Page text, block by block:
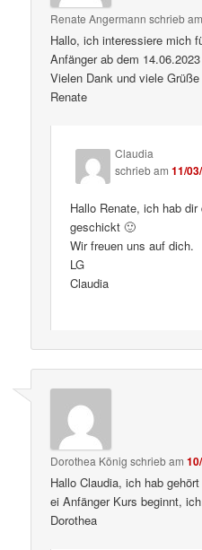
Renate Angermann schrieb
Hallo, ich interessiere mich
Anfänger ab dem
Vielen Dank und viele Grüße
Renate
Claudia
schriebam11/
Hallo Renate, ich hab dir
geschickt 🙂
Wir freuen uns auf dich.
LG
Claudia
Dorothea König schriebam
Hallo Claudia, ich hab
ei Anfänger Kurs beginnt,
Dorothea